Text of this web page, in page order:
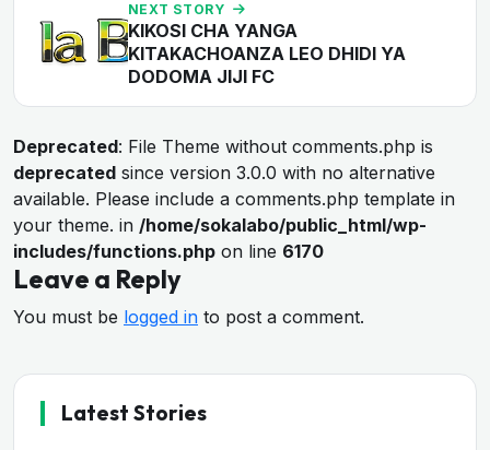
NEXT STORY
KIKOSI CHA YANGA
KITAKACHOANZA LEO DHIDI YA
DODOMA JIJI FC
Deprecated: File Theme without comments.php is
deprecated since version 3.0.0 with no alternative
available. Please include a comments.php template in
your theme. in /home/sokalabo/public_html/wp-
includes/functions.php on line 6170
Leave a Reply
You must be logged in to post a comment.
Latest Stories